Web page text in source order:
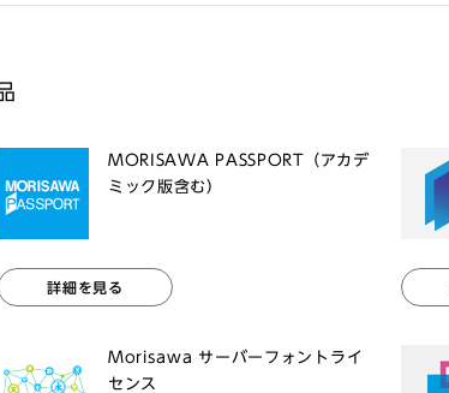
MORISAWA PASSPORT（アカデ
ミック版含む）
詳細を見る
Morisawa サーバーフォントライ
センス